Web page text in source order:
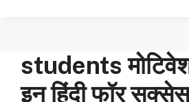
students
इन हिंदी फॉर